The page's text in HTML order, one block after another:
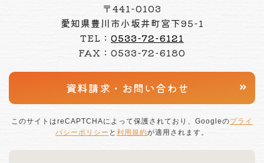
〒441-0103
愛知県豊川市小坂井町宮下95-1
TEL： 0533-72-6121
FAX：0533-72-6180
資料請求・ お問い合わせ
このサイトはreCAPTCHAによって保護されており、Googleのプライ
バシーポリシー と 利用規約が適用されます。